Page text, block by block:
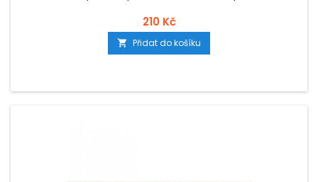
210 Kč
 Přidat do košíku